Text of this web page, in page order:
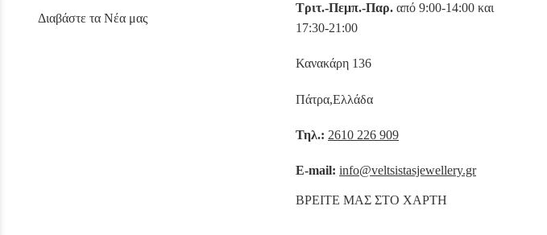
Διαβάστε τα Νέα μας
Τριτ.-Πεμπ.-Παρ. από 9:00-14:00 και
17:30-21:00
Κανακάρη 136
Πάτρα,Ελλάδα
Τηλ.: 2610 226 909
E-mail: info@veltsistasjewellery.gr
ΒΡΕΙΤΕ ΜΑΣ ΣΤΟ ΧΑΡΤΗ